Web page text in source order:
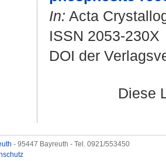
In: Acta
ISSN 2053-230X
DOI der
Diese
- 95447 Bayreuth - Tel. 0921/553450